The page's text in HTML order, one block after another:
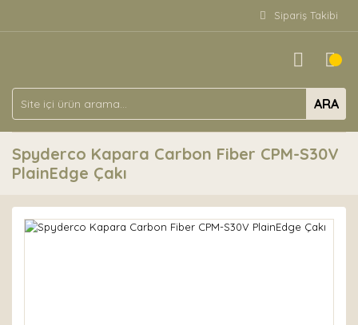
Sipariş Takibi
ARA
Spyderco Kapara Carbon Fiber CPM-S30V
PlainEdge Çakı